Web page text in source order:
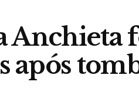
Anchieta
após